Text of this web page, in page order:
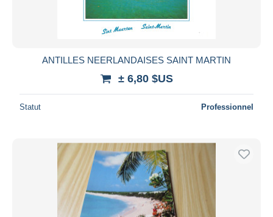
ANTILLES NEERLANDAISES SAINT MARTIN
± 6,80 $US
Statut Professionnel